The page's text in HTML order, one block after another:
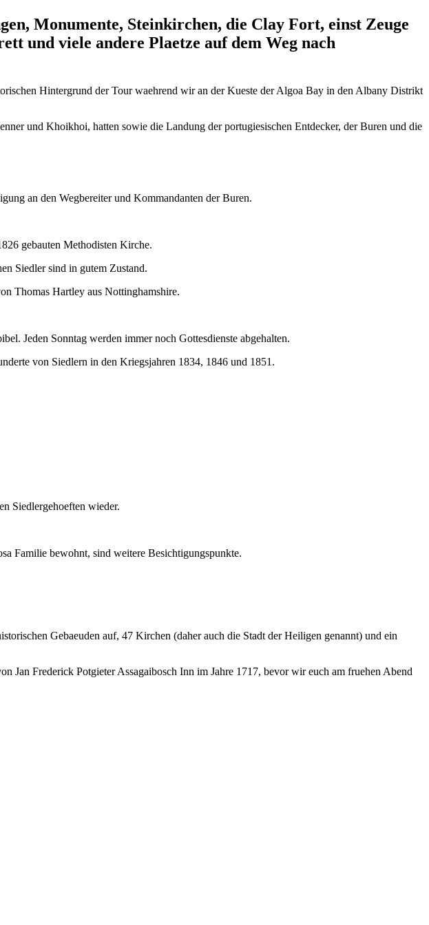
Monumente, Steinkirchen, die Clay Fort, einst Zeuge
und viele andere Plaetze auf dem Weg nach
Hintergrund der Tour waehrend wir an der Kueste der Algoa Bay in den Albany Distrikt
und Khoikhoi, hatten sowie die Landung der portugiesischen Entdecker, der Buren und die
an den Wegbereiter und Kommandanten der Buren.
gebauten Methodisten Kirche.
Siedler sind in gutem Zustand.
Thomas Hartley aus Nottinghamshire.
Jeden Sonntag werden immer noch Gottesdienste abgehalten.
von Siedlern in den Kriegsjahren 1834, 1846 und 1851.
Siedlergehoeften wieder.
Familie bewohnt, sind weitere Besichtigungspunkte.
Gebaeuden auf, 47 Kirchen (daher auch die Stadt der Heiligen genannt) und ein
Jan Frederick Potgieter Assagaibosch Inn im Jahre 1717, bevor wir euch am fruehen Abend